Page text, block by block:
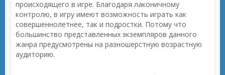
происходящего в игре. Благодаря лаконичному
контролю, в игру имеют возможность играть как
совершеннолетнее, так и подростки. Потому что
большинство представленных экземпляров данного
жанра предусмотрены на разношерстную возрастную
аудиторию.